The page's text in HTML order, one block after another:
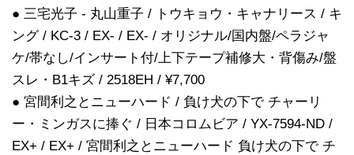
● 三宅光子 - 丸山重子 / トウキョウ・キャナリース / キ
ング / KC-3 / EX- / EX- / オリジナル/国内盤/ペラジャ
ケ/帯なし/インサート付/上下テープ補修大・背傷み/盤
スレ・B1キズ / 2518EH / ¥7,700
● 宮間利之とニューハード / 負け犬の下で チャーリ
ー・ミンガスに捧ぐ / 日本コロムビア / YX-7594-ND /
EX+ / EX+ / 宮間利之とニューハード 負け犬の下で チ